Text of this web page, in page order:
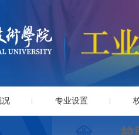
况 专业设置